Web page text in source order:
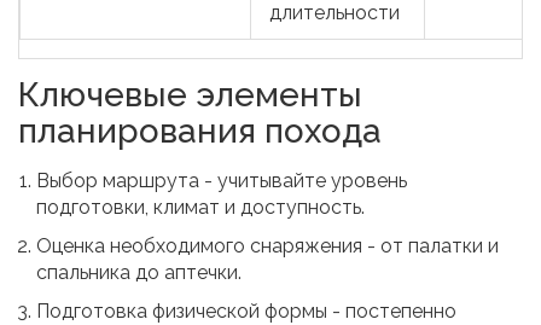
длительности
Ключевые элементы
планирования похода
Выбор маршрута - учитывайте уровень
подготовки, климат и доступность.
Оценка необходимого снаряжения - от палатки и
спальника до аптечки.
Подготовка физической формы - постепенно